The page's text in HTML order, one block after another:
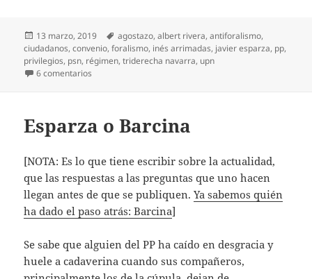
Publicado
el
13 marzo, 2019 Etiquetas
agostazo,albert rivera,antiforalismo,
ciudadanos,convenio,foralismo, inés arrimadas, javier esparza, pp,
privilegios, psn, régimen,triderecha navarra, upn
6 comentarios
Esparza o Barcina
[NOTA: Es lo que tiene escribir sobre la actualidad,
que las respuestas a las preguntas que uno hacen
llegan antes de que se publiquen.Ya sabemos quién
ha dado el paso atrás: Barcina]
Se sabe que alguien del PP ha caído en desgracia y
huele a cadaverina cuando sus compañeros,